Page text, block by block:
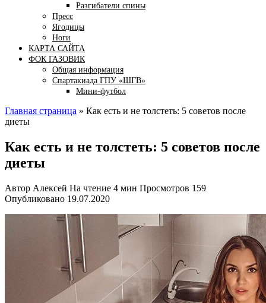
Разгибатели спины
Пресс
Ягодицы
Ноги
КАРТА САЙТА
ФОК ГАЗОВИК
Общая информация
Спартакиада ГПУ «ШГВ»
Мини-футбол
Главная страница » Как есть и не толстеть: 5 советов после
диеты
Как есть и не толстеть: 5 советов после
диеты
Автор Алексей На чтение 4 мин Просмотров 159
Опубликовано 19.07.2020